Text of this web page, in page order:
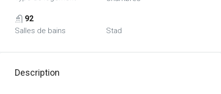
92
Salles de bains Stad
Description